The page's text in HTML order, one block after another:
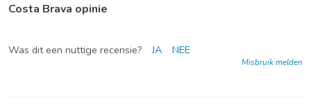
Costa Brava opinie
Was dit een nuttige recensie? JA NEE
Misbruik melden